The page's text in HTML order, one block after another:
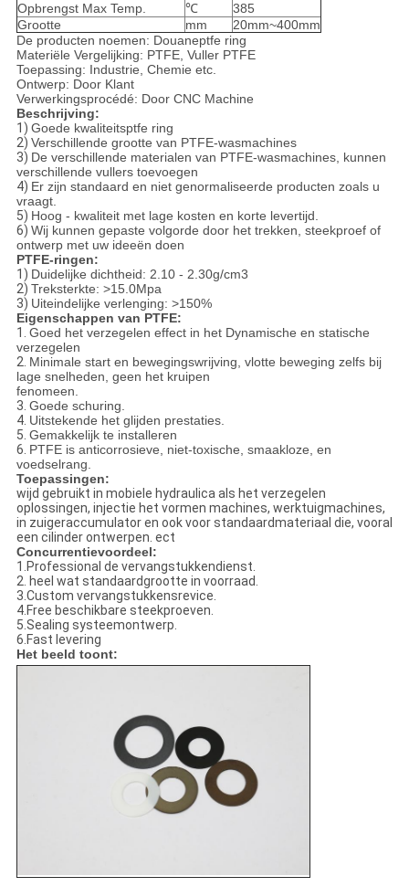
Opbrengst Max Temp.
℃
385
Grootte
mm
20mm~400mm
De producten noemen: Douaneptfe ring
Materiële Vergelijking: PTFE, Vuller PTFE
Toepassing: Industrie, Chemie etc.
Ontwerp: Door Klant
Verwerkingsprocédé: Door CNC Machine
Beschrijving:
1) Goede kwaliteitsptfe ring
2) Verschillende grootte van PTFE-wasmachines
3) De verschillende materialen van PTFE-wasmachines, kunnen
verschillende vullers toevoegen
4) Er zijn standaard en niet genormaliseerde producten zoals u
vraagt.
5) Hoog - kwaliteit met lage kosten en korte levertijd.
6) Wij kunnen gepaste volgorde door het trekken, steekproef of
ontwerp met uw ideeën doen
PTFE-ringen:
1) Duidelijke dichtheid: 2.10 - 2.30g/cm3
2) Treksterkte: >15.0Mpa
3) Uiteindelijke verlenging: >150%
Eigenschappen van PTFE:
1. Goed het verzegelen effect in het Dynamische en statische
verzegelen
2. Minimale start en bewegingswrijving, vlotte beweging zelfs bij
lage snelheden, geen het kruipen
fenomeen.
3. Goede schuring.
4. Uitstekende het glijden prestaties.
5. Gemakkelijk te installeren
6. PTFE is anticorrosieve, niet-toxische, smaakloze, en
voedselrang.
Toepassingen:
wijd gebruikt in mobiele hydraulica als het verzegelen
oplossingen, injectie het vormen machines, werktuigmachines,
in zuigeraccumulator en ook voor standaardmateriaal die, vooral
een cilinder ontwerpen. ect
Concurrentievoordeel:
1.Professional de vervangstukkendienst.
2. heel wat standaardgrootte in voorraad.
3.Custom vervangstukkensrevice.
4.Free beschikbare steekproeven.
5.Sealing systeemontwerp.
6.Fast levering
Het beeld toont: